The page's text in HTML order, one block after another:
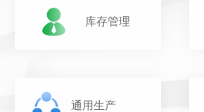
库存管理
通用生产